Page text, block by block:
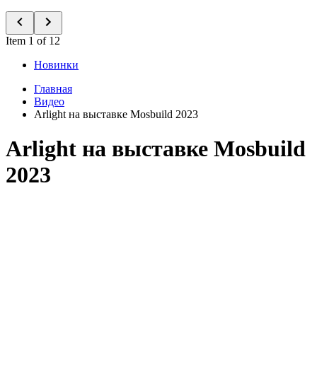
Item 1 of 12
Новинки
Главная
Видео
Arlight на выставке Mosbuild 2023
Arlight на выставке Mosbuild
2023